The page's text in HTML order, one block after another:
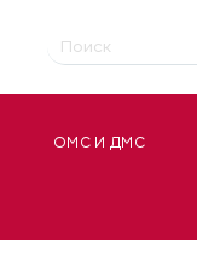
ОМС И ДМС